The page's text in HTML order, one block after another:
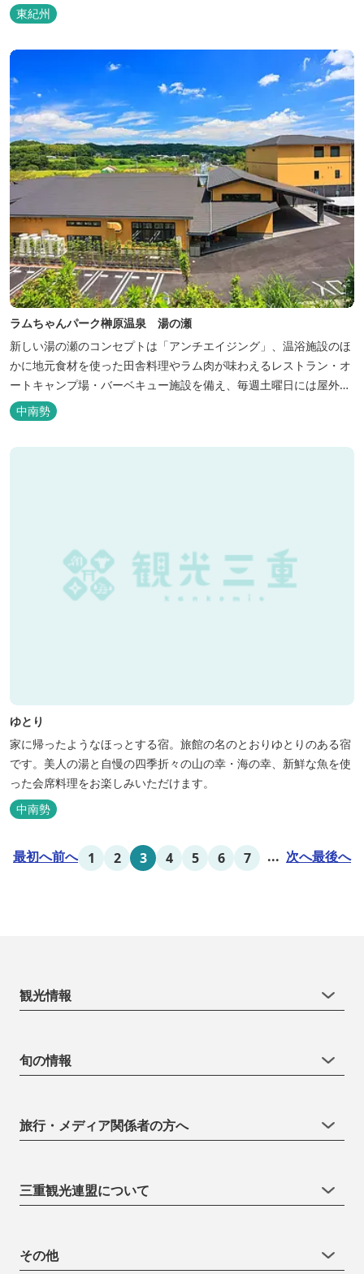
東紀州
ラムちゃんパーク榊原温泉 湯の瀬
新しい湯の瀬のコンセプトは「アンチエイジング」、温浴施設のほ
かに地元食材を使った田舎料理やラム肉が味わえるレストラン・オ
ートキャンプ場・バーベキュー施設を備え、毎週土曜日には屋外に
「湯の瀬市場」を設け、新鮮野菜の販売が行われています。 また、
観光旅行が困難な障がい者や介助が必要な高齢者の利用に特化した
福祉旅館として、全館バリアフリー、車いす対応の貸切風呂、リフ
中南勢
ゆとり
家に帰ったようなほっとする宿。旅館の名のとおりゆとりのある宿
です。美人の湯と自慢の四季折々の山の幸・海の幸、新鮮な魚を使
った会席料理をお楽しみいただけます。
中南勢
最初へ前へ 1 2 3 4 5 6 7 ... 次へ最後へ
観光情報
旬の情報
旅行・メディア関係者の方へ
三重観光連盟について
その他